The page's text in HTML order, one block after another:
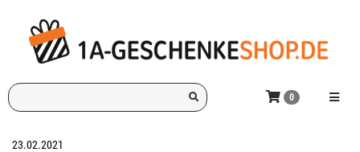
Hauptinhalt
springen
Ich
suche
Geschenk
Menü
0
23.02.2021